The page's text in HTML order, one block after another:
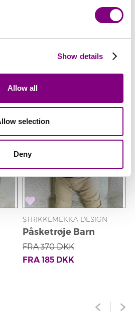
Show details
Allow all
selection
Deny
Rabat
STRIKKEMEKKA DESIGN
Påsketrøje Barn
FRA 370DKK
FRA 185DKK